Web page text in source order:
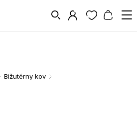
Bižutérny kov /